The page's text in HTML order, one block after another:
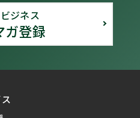
ジネス
ガ登録